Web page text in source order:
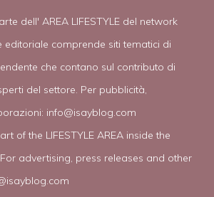
dell' AREA LIFESTYLE del network
editoriale comprende siti tematici di
che contano sul contributo di
del settore. Per pubblicità,
info@isayblog.com
of the LIFESTYLE AREA inside the
advertising, press releases and other